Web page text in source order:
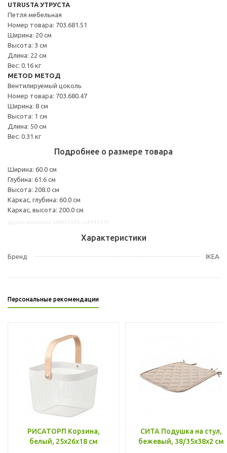
UTRUSTA УТРУСТА
Петля мебельная
Номер товара: 703.681.51
Ширина: 20 см
Высота: 3 см
Длина: 22 см
Вес: 0.16 кг
METOD МЕТОД
Вентилируемый цоколь
Номер товара: 703.680.47
Ширина: 8 см
Высота: 1 см
Длина: 50 см
Вес: 0.31 кг
Подробнее о размере товара
Ширина: 60.0 см
Глубина: 61.6 см
Высота: 208.0 см
Каркас, глубина: 60.0 см
Каркас, высота: 200.0 см
Характеристики
Бренд IKEA
Персональные рекомендации
РИСАТОРП Корзина,
белый, 25x26x18 см
СИТА Подушка на стул,
бежевый, 38/35x38x2 см